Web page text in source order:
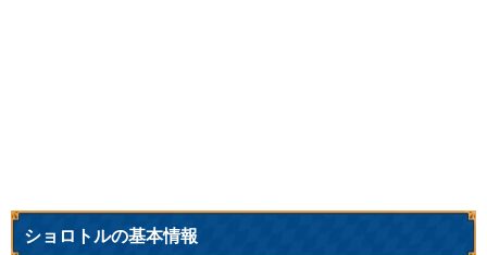
ショロトルの基本情報